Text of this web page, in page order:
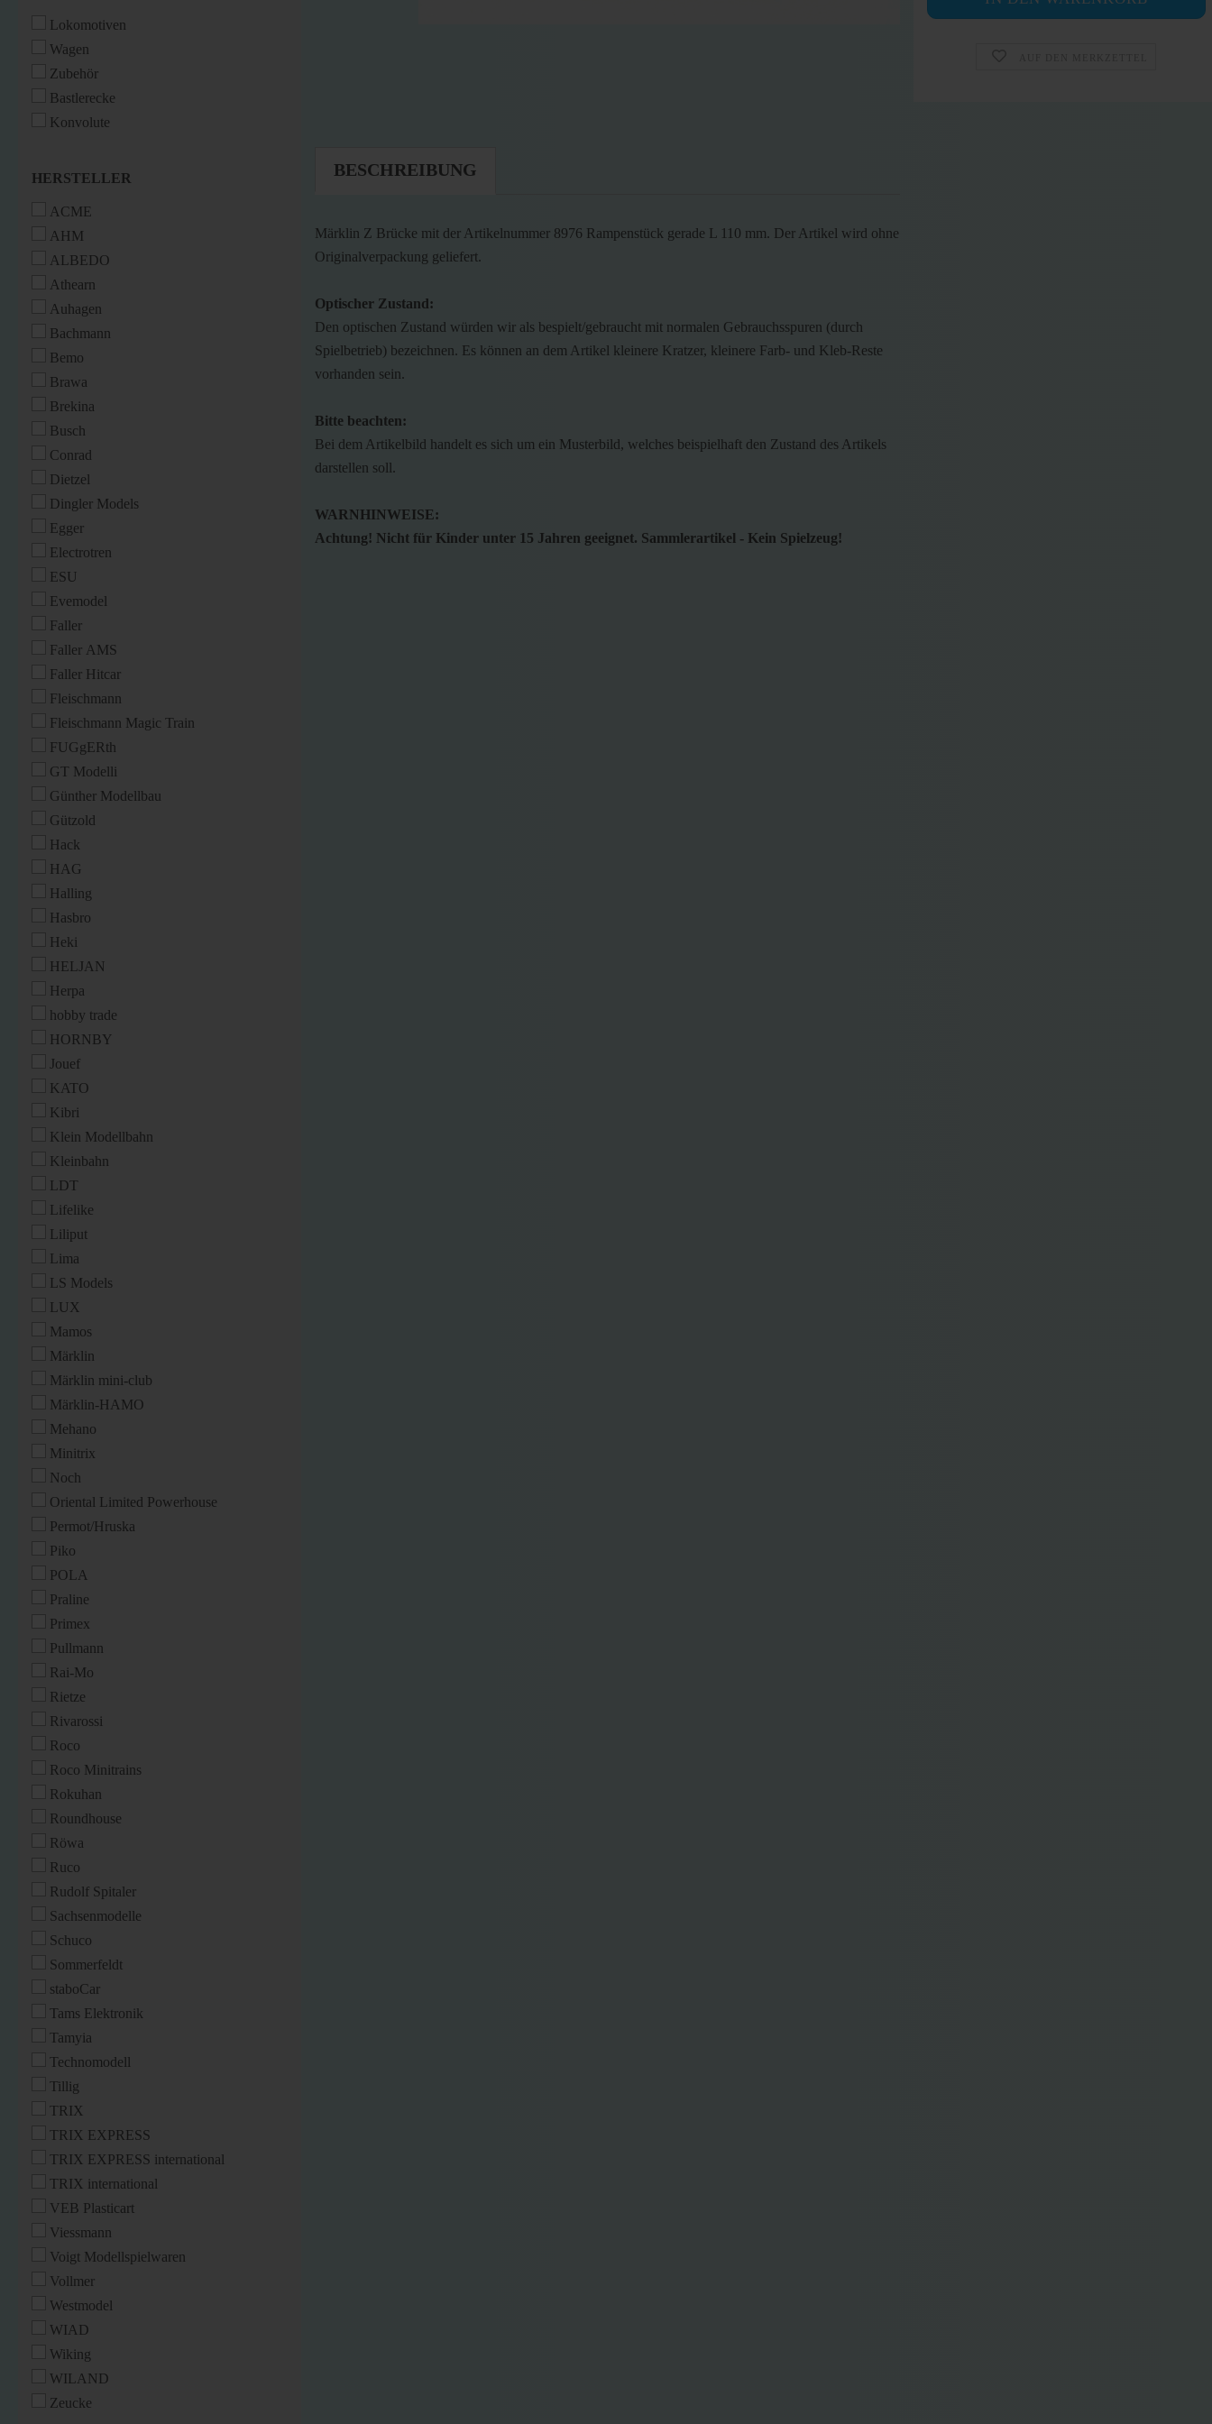
BESCHREIBUNG
Märklin Z Brücke mit der Artikelnummer 8976 Rampenstück gerade L 110 mm. Der Artikel wird ohne
Originalverpackung geliefert.
Optischer Zustand:
Den optischen Zustand würden wir als bespielt/gebraucht mit normalen Gebrauchsspuren (durch
Spielbetrieb) bezeichnen. Es können an dem Artikel kleinere Kratzer, kleinere Farb- und Kleb-Reste
vorhanden sein.
Bitte beachten:
Bei dem Artikelbild handelt es sich um ein Musterbild, welches beispielhaft den Zustand des Artikels
darstellen soll.
WARNHINWEISE:
Achtung! Nicht für Kinder unter 15 Jahren geeignet. Sammlerartikel - Kein Spielzeug!
Lokomotiven
Wagen
Zubehör
Bastlerecke
Konvolute
HERSTELLER
HERSTELLER
ACME
AHM
ALBEDO
Athearn
Auhagen
Bachmann
Bemo
Brawa
Brekina
Busch
Conrad
Dietzel
Dingler Models
Egger
Electrotren
ESU
Evemodel
Faller
Faller AMS
Faller Hitcar
Fleischmann
Fleischmann Magic Train
FUGgERth
GT Modelli
Günther Modellbau
Gützold
Hack
HAG
Halling
Hasbro
Heki
HELJAN
Herpa
hobby trade
HORNBY
Jouef
KATO
Kibri
Klein Modellbahn
Kleinbahn
LDT
Lifelike
Liliput
Lima
LS Models
LUX
Mamos
Märklin
Märklin mini-club
Märklin-HAMO
Mehano
Minitrix
Noch
Oriental Limited Powerhouse
Permot/Hruska
Piko
POLA
Praline
Primex
Pullmann
Rai-Mo
Rietze
Rivarossi
Roco
Roco Minitrains
Rokuhan
Roundhouse
Röwa
Ruco
Rudolf Spitaler
Sachsenmodelle
Schuco
Sommerfeldt
staboCar
Tams Elektronik
Tamyia
Technomodell
Tillig
TRIX
TRIX EXPRESS
TRIX EXPRESS international
TRIX international
VEB Plasticart
Viessmann
Voigt Modellspielwaren
Vollmer
Westmodel
WIAD
Wiking
WILAND
Zeucke